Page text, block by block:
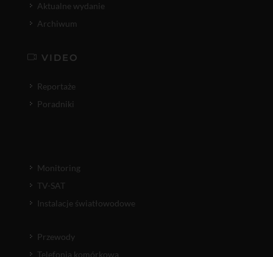
Aktualne wydanie
Archiwum
VIDEO
Reportaże
Poradniki
Monitoring
TV-SAT
Instalacje światłowodowe
Przewody
Telefonia komórkowa